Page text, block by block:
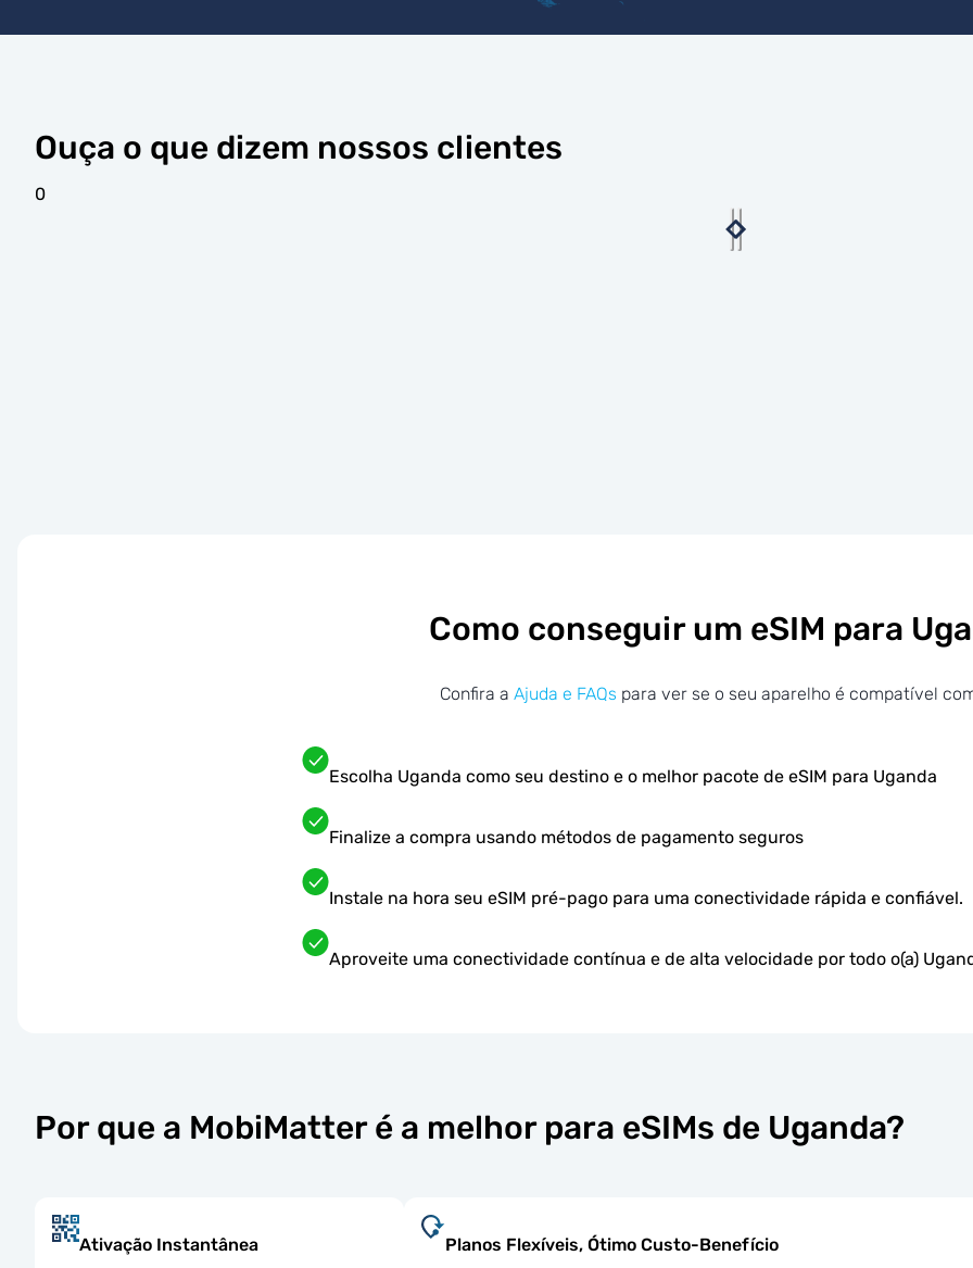
Ouça o que dizem nossos clientes
0
Como conseguir um eSIM para
Confira a Ajuda e FAQs para ver se o seu aparelho é compatível
Escolha Uganda como seu destino e o melhor pacote de eSIM para Uganda
Finalize a compra usando métodos de pagamento seguros
Instale na hora seu eSIM pré-pago para uma conectividade rápida e confiável.
Aproveite uma conectividade contínua e de alta velocidade por todo o(a)
Por que a MobiMatter é a melhor para eSIMs de Uganda?
Ativação Instantânea Planos Flexíveis, Ótimo Custo-Benefício